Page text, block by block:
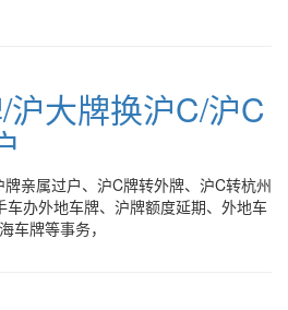
大牌换沪C/沪C
亲属过户、沪C牌转外牌、沪C转杭州
办外地车牌、沪牌额度延期、外地车
车牌等事务，